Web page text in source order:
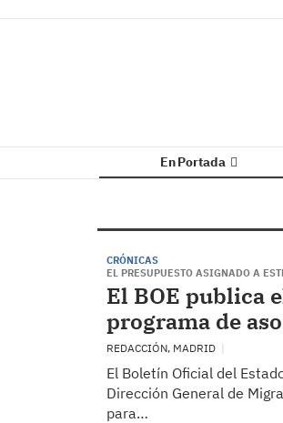
En Portada
CRÓNICAS
EL PRESUPUESTO ASIGNADO A
El BOE publica
programa de
REDACCIÓN, MADRID
El Boletín Oficial del
Dirección General de
para…